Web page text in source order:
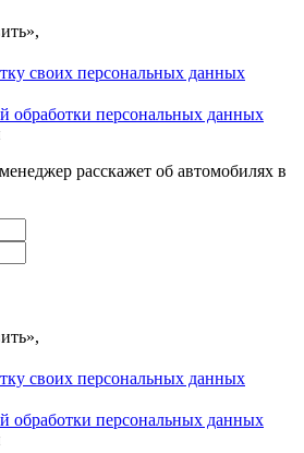
своих персональных данных
обработки персональных данных
расскажет об автомобилях в
своих персональных данных
обработки персональных данных